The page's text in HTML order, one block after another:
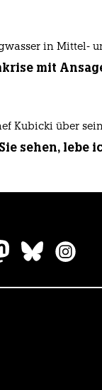
in Mittel-
mit
Kubicki über
sehen, lebe